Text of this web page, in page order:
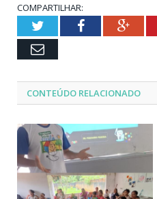
COMPARTILHAR:
TwitterFacebook
Email
CONTEÚDO RELACIONADO